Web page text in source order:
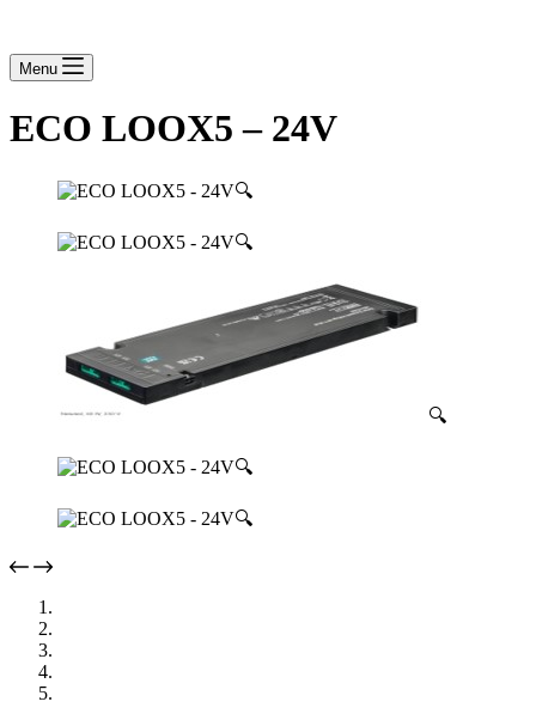
Menu
ECO LOOX5 – 24V
🔍
🔍
🔍
🔍
🔍